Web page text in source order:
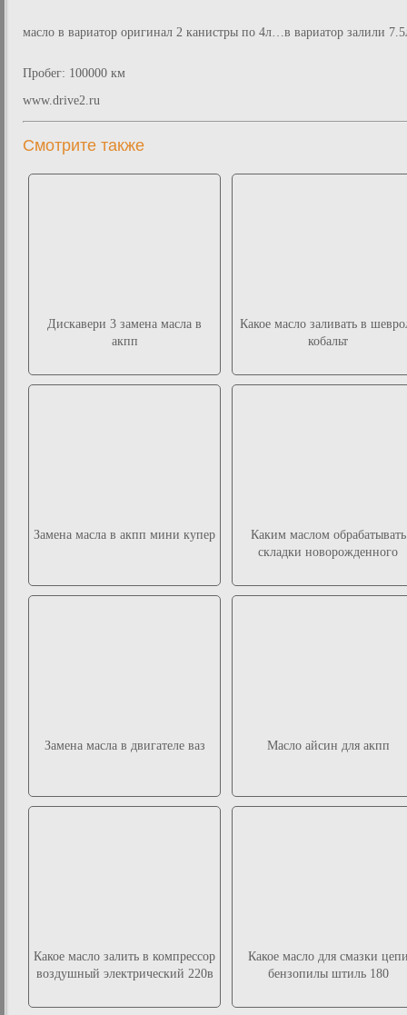
масло в вариатор оригинал 2 канистры по 4л…в вариатор залили
Пробег: 100000 км
www.drive2.ru
Смотрите также
Дискавери 3 замена масла в
акпп
Какое масло заливать в
кобальт
Замена масла в акпп мини купер
Каким маслом обрабатывать
складки новорожденного
Замена масла в двигателе ваз Масло айсин для акпп
Какое масло залить в компрессор
воздушный электрический 220в
Какое масло для смазки
бензопилы штиль 180